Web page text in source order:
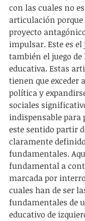
con las cuales no
articulación
proyecto
impulsar. Este es
también el juego
educativa. Estas
tienen que exceder
política y
sociales
indispensable para
este sentido partir
claramente
fundamentales.
fundamental a
marcada por
cuales han de ser
fundamentales de
educativo de